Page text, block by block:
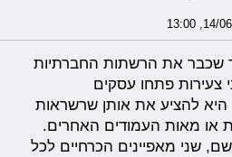
שכבר את הרשתות החברתיות
צעירות פתחו עסקים
להציע את אותן שרשראות
או מאות העמודים האחרים.
שם, שני מאפיינים הכרחיים לכל